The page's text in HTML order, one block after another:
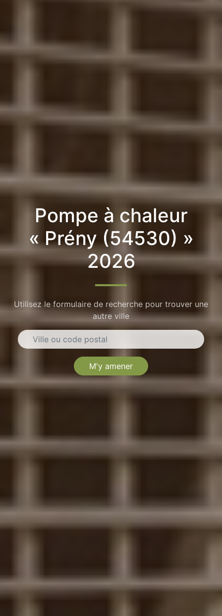
Pompe à chaleur
« Prény (54530) »
2026
Utilisez le formulaire de recherche pour trouver une
autre ville
M'y amener